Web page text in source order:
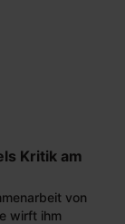
Kritik am
von
wirft ihm